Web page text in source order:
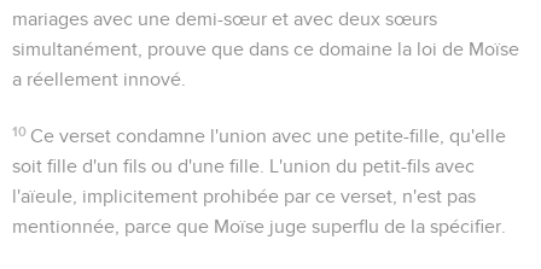
mariages avec une demi-sœur et avec deux sœurs
simultanément, prouve que dans ce domaine la loi de Moïse
a réellement innové.
10 Ce verset condamne l'union avec une petite-fille, qu'elle
soit fille d'un fils ou d'une fille. L'union du petit-fils avec
l'aïeule, implicitement prohibée par ce verset, n'est pas
mentionnée, parce que Moïse juge superflu de la spécifier.